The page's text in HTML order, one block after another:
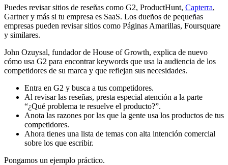
Puedes revisar sitios de reseñas como G2, ProductHunt, Capterra,
Gartner y más si tu empresa es SaaS. Los dueños de pequeñas
empresas pueden revisar sitios como Páginas Amarillas, Foursquare
y similares.
John Ozuysal, fundador de House of Growth, explica de nuevo
cómo usa G2 para encontrar keywords que usa la audiencia de los
competidores de su marca y que reflejan sus necesidades.
Entra en G2 y busca a tus competidores.
Al revisar las reseñas, presta especial atención a la parte
“¿Qué problema te resuelve el producto?”.
Anota las razones por las que la gente usa los productos de tus
competidores.
Ahora tienes una lista de temas con alta intención comercial
sobre los que escribir.
Pongamos un ejemplo práctico.